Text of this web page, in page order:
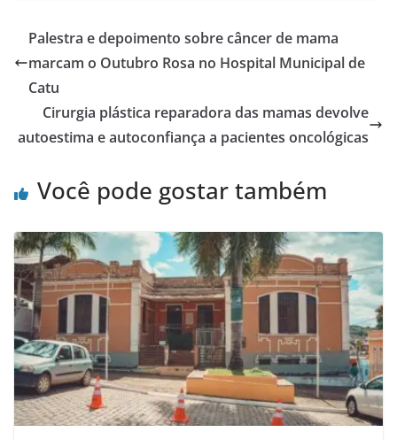
Palestra e depoimento sobre câncer de mama
marcam o Outubro Rosa no Hospital Municipal de
Catu
Cirurgia plástica reparadora das mamas devolve
autoestima e autoconfiança a pacientes oncológicas
Você pode gostar também